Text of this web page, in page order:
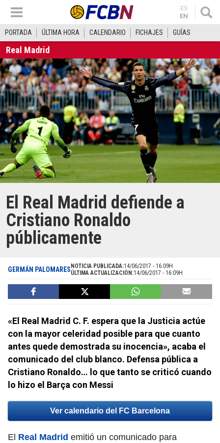
ES
EN
PORTADA ÚLTIMA HORA CALENDARIO FICHAJES GUÍAS
Real Madrid
El Real Madrid defiende a
Cristiano Ronaldo
públicamente
GERMÁN PALOMARES NOTICIA PUBLICADA:14/06/2017 - 16:09H
ÚLTIMA ACTUALIZACIÓN:14/06/2017 - 16:09H
«El Real Madrid C. F. espera que la Justicia actúe
con la mayor celeridad posible para que cuanto
antes quede demostrada su inocencia», acaba el
comunicado del club blanco. Defensa pública a
Cristiano Ronaldo… lo que tanto se criticó cuando
lo hizo el Barça con Messi
Ver calendario del FC Barcelona
El Real Madrid emitió un comunicado para